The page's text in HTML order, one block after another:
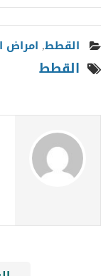
القطط, امراض
القطط